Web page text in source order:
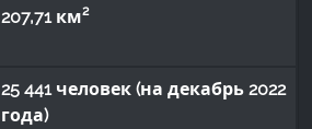
207,71 км²
25 441 человек (на декабрь 2022
года)